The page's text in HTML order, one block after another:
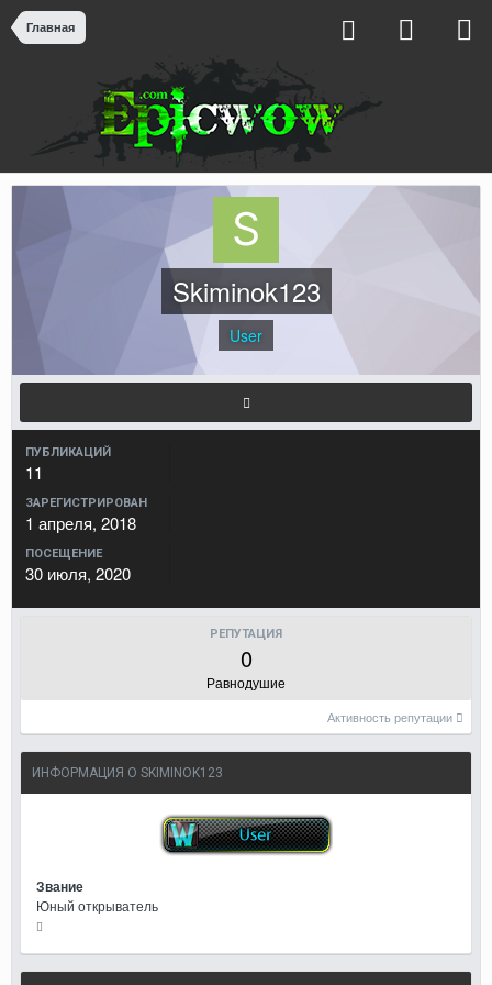
Главная
Skiminok123
User
ПУБЛИКАЦИЙ
11
ЗАРЕГИСТРИРОВАН
1 апреля, 2018
ПОСЕЩЕНИЕ
30 июля, 2020
РЕПУТАЦИЯ
0
Равнодушие
Активность репутации
ИНФОРМАЦИЯ О SKIMINOK123
Звание
Юный открыватель